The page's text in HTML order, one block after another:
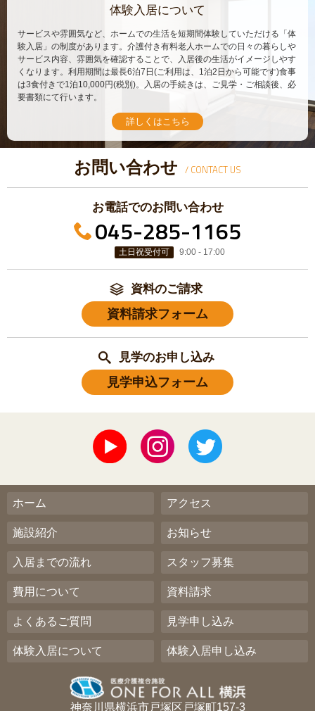
体験入居について
サービスや雰囲気など、ホームでの生活を短期間体験していただける「体
験入居」の制度があります。介護付き有料老人ホームでの日々の暮らしや
サービス内容、雰囲気を確認することで、入居後の生活がイメージしやす
くなります。利用期間は最長6泊7日(ご利用は、1泊2日から可能です)食事
は3食付きで1泊10,000円(税別)。入居の手続きは、ご見学・ご相談後、必
要書類にて行います。
詳しくはこちら
お問い合わせ / CONTACT US
お電話でのお問い合わせ
045-285-1165
土日祝受付可 9:00 - 17:00
資料のご請求
資料請求フォーム
見学のお申し込み
見学申込フォーム
ホーム
施設紹介
入居までの流れ
費用について
よくあるご質問
体験入居について
アクセス
お知らせ
スタッフ募集
資料請求
見学申し込み
体験入居申し込み
神奈川県横浜市戸塚区戸塚町157-3